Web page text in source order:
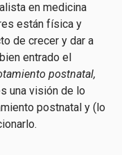
en medicina
están física y
de crecer y dar a
entrado el
postnatal,
una visión de lo
postnatal y (lo